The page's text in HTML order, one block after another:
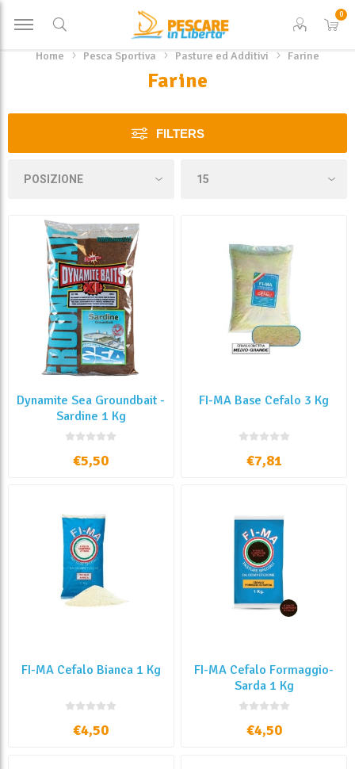
0
Home Pesca Sportiva Pasture ed Additivi Farine
Farine
FILTERS
Dynamite Sea Groundbait -
Sardine 1 Kg
€5,50
FI-MA Base Cefalo 3 Kg
€7,81
FI-MA Cefalo Bianca 1 Kg
€4,50
FI-MA Cefalo Formaggio-
Sarda 1 Kg
€4,50